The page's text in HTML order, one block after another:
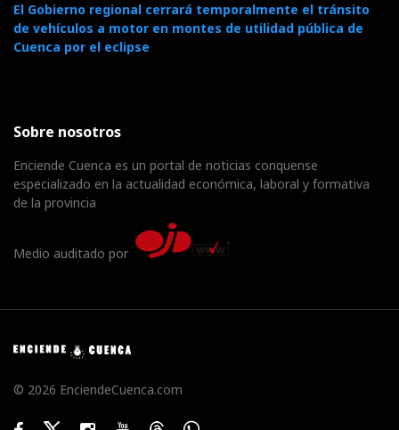
El Gobierno regional cerrará temporalmente el tránsito
de vehículos a motor en montes de utilidad pública de
Cuenca por el eclipse
Sobre nosotros
Enciende Cuenca es un portal de noticias conquense
especializado en la actualidad económica, laboral y formativa
de la provincia
Medio auditado por
© 2026 EnciendeCuenca.com